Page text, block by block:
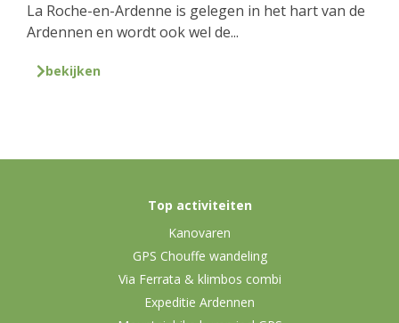
La Roche-en-Ardenne is gelegen in het hart van de
Ardennen en wordt ook wel de...
bekijken
Top activiteiten
Kanovaren
GPS Chouffe wandeling
Via Ferrata & klimbos combi
Expeditie Ardennen